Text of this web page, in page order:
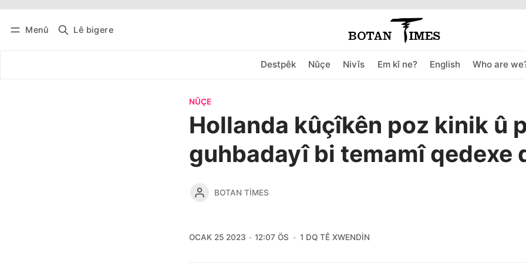
Menû Lê bigere
Destpêk Nûçe Nivîs Em kî ne? English Who are
Têkevê Bûltena belaş bistîne
NÛÇE
Hollanda kûçîkên poz kinik û
guhbadayî bi temamî qedexe
BOTAN TIMES
OCAK 25 2023 12:07 ÖS 1 DQ TÊ XWENDIN